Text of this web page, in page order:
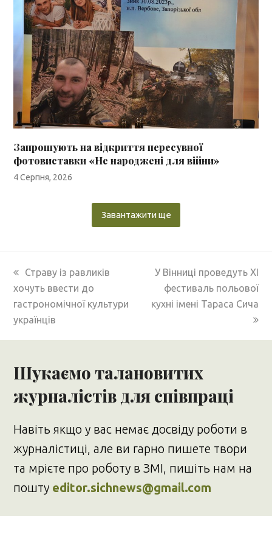
Запрошують на відкриття пересувної
фотовиставки «Не народжені для війни»
4 Серпня, 2026
Завантажити ще
previous
post:
Страву із равликів
хочуть ввести до
гастрономічної культури
українців
next
post:
У Вінниці проведуть XI
фестиваль польової
кухні імені Тараса Сича
Шукаємо талановитих
журналістів для співпраці
Навіть якщо у вас немає досвіду роботи в
журналістиці, але ви гарно пишете твори
та мрієте про роботу в ЗМІ, пишіть нам на
пошту editor.sichnews@gmail.com